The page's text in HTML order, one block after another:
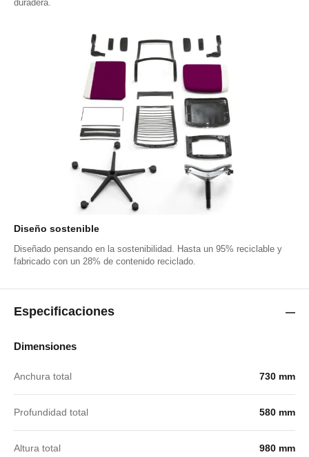
duradera.
Diseño sostenible
Diseñado pensando en la sostenibilidad. Hasta un 95% reciclable y
fabricado con un 28% de contenido reciclado.
Especificaciones
Dimensiones
Anchura total 730 mm
Profundidad total 580 mm
Altura total 980 mm